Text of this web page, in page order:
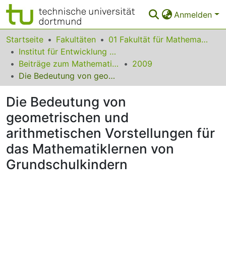
Anmelden
Bereiche & Sammlungen
Das gesamte Repositorium
Statistiken
FAQ
Leitlinien
Zurück zur Startseite
Startseite Fakultäten
01 Fakultät für Mathematik
Institut für Entwicklung und Erforschung des Mathematikunterrichts
Beiträge zum Mathematikunterricht
2009
Die Bedeutung von geometrischen und arithmetischen Vorstellungen für das Mathematiklernen von Grundschulkindern
Die Bedeutung von
geometrischen und
arithmetischen Vorstellungen für
das Mathematiklernen von
Grundschulkindern